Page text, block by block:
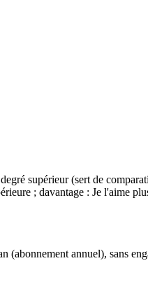
supérieur (sert de
; davantage : Je l'aime
(abonnement annuel), sans